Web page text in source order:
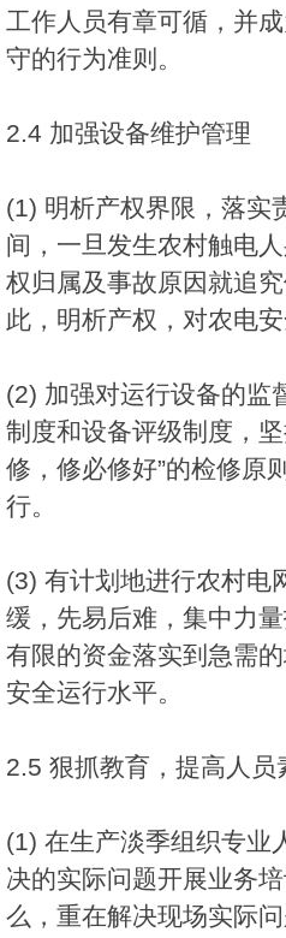
工作人员有章可循，并
守的行为准则。
2.4 加强设备维护管理
(1) 明析产权界限，落实
间，一旦发生农村触电
权归属及事故原因就追
此，明析产权，对农电安
(2) 加强对运行设备的监
制度和设备评级制度，
修，修必修好”的检修原
行。
(3) 有计划地进行农村电
缓，先易后难，集中力
有限的资金落实到急需
安全运行水平。
2.5 狠抓教育，提高人员
(1) 在生产淡季组织专业
决的实际问题开展业务
么，重在解决现场实际